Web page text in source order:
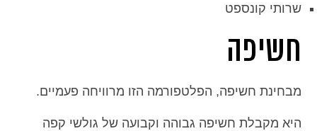
שרותי קונספט
חשיפה
מבחינת חשיפה, הפלטפורמה הזו מרוויחה פעמיים.
היא מקבלת חשיפה גבוהה וקבועה של גולשי קפה